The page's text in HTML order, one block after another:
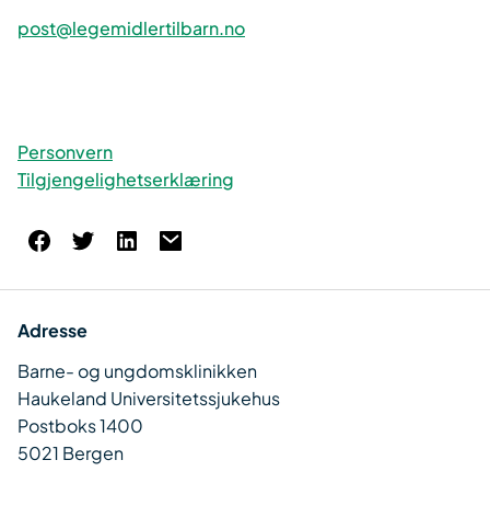
post@legemidlertilbarn.no
Personvern
Tilgjengelighetserklæring
Adresse
Barne- og ungdomsklinikken
Haukeland Universitetssjukehus
Postboks 1400
5021 Bergen